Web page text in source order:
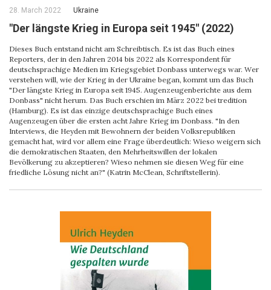
28. March 2022 Ukraine
"Der längste Krieg in Europa seit 1945" (2022)
Dieses Buch entstand nicht am Schreibtisch. Es ist das Buch eines
Reporters, der in den Jahren 2014 bis 2022 als Korrespondent für
deutschsprachige Medien im Kriegsgebiet Donbass unterwegs war. Wer
verstehen will, wie der Krieg in der Ukraine began, kommt um das Buch
"Der längste Krieg in Europa seit 1945. Augenzeugenberichte aus dem
Donbass" nicht herum. Das Buch erschien im März 2022 bei tredition
(Hamburg). Es ist das einzige deutschsprachige Buch eines
Augenzeugen über die ersten acht Jahre Krieg im Donbass. "In den
Interviews, die Heyden mit Bewohnern der beiden Volksrepubliken
gemacht hat, wird vor allem eine Frage überdeutlich: Wieso weigern sich
die demokratischen Staaten, den Mehrheitswillen der lokalen
Bevölkerung zu akzeptieren? Wieso nehmen sie diesen Weg für eine
friedliche Lösung nicht an?" (Katrin McClean, Schriftstellerin).